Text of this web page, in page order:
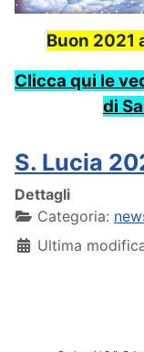
Buon 2021
Clicca qui le
di
S. Lucia
Dettagli
Categoria:
Ultima